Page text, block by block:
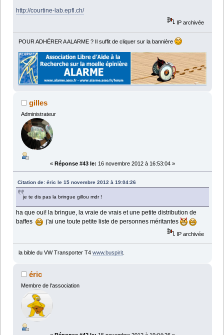
http://courtine-lab.epfl.ch/
IP archivée
POUR ADHÉRER A ALARME ? Il suffit de cliquer sur la bannière
gilles
Administrateur
« Réponse #43 le: 16 novembre 2012 à 16:53:04 »
Citation de: éric le 15 novembre 2012 à 19:04:26
je te dis pas la bringue gillou mdr !
ha que oui! la bringue, la vraie de vrais et une petite distribution de
baffes
j'ai une toute petite liste de personnes méritantes
IP archivée
la bible du VW Transporter T4 www.buspirit.
éric
Membre de l'association